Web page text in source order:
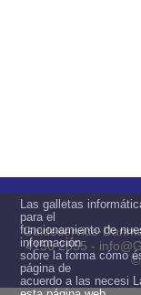
4156 2855 -
©
Las galletas
para el
funcionamiento de
información
sobre la forma cómo
página de
acuerdo a las necesi